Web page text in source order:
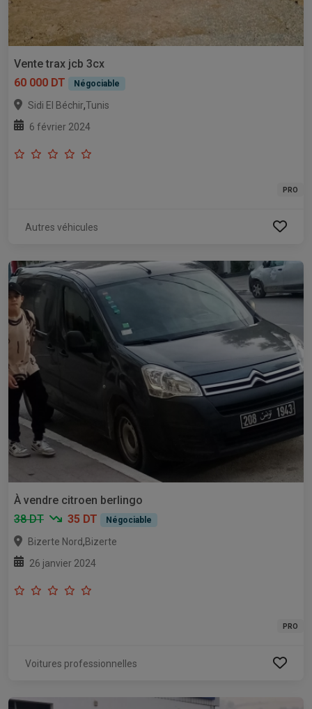
Vente trax jcb 3cx
60 000 DT
Négociable
Sidi El Béchir,Tunis
6 février 2024
PRO
Autres véhicules
À vendre citroen berlingo
38 DT
35 DT Négociable
Bizerte Nord,Bizerte
26 janvier 2024
PRO
Voitures professionnelles